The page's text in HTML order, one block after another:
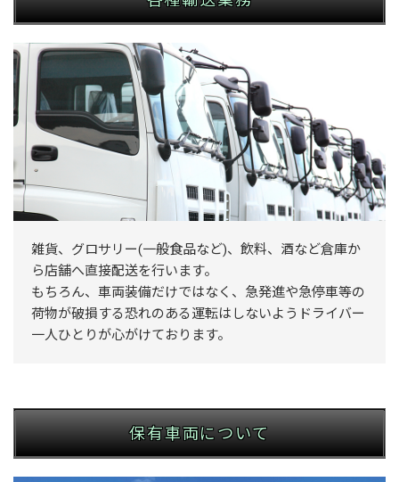
雑貨、グロサリー(一般食品など)、飲料、酒など倉庫か
ら店舗へ直接配送を行います。
もちろん、車両装備だけではなく、急発進や急停車等の
荷物が破損する恐れのある運転はしないようドライバー
一人ひとりが心がけております。
保有車両について